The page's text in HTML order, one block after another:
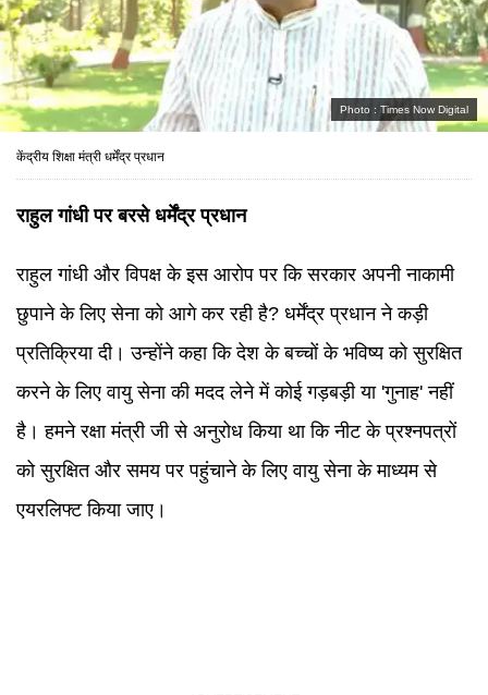
Photo : Times Now Digital
केंद्रीय शिक्षा मंत्री धर्मेंद्र प्रधान
राहुल गांधी पर बरसे धर्मेंद्र प्रधान
राहुल गांधी और विपक्ष के इस आरोप पर कि सरकार अपनी नाकामी
छुपाने के लिए सेना को आगे कर रही है? धर्मेंद्र प्रधान ने कड़ी
प्रतिक्रिया दी। उन्होंने कहा कि देश के बच्चों के भविष्य को सुरक्षित
करने के लिए वायु सेना की मदद लेने में कोई गड़बड़ी या 'गुनाह' नहीं
है। हमने रक्षा मंत्री जी से अनुरोध किया था कि नीट के प्रश्नपत्रों
को सुरक्षित और समय पर पहुंचाने के लिए वायु सेना के माध्यम से
एयरलिफ्ट किया जाए।